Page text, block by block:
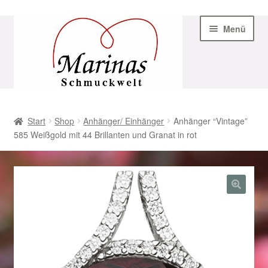
Navigation
Menü
AGB
Beispiel-Seite
Geschenke zu Ostern 2023
Geschenke zu Ostern 2024
Start Shop Anhänger/ Einhänger
Anhänger “Vintage”
585 Weißgold mit 44 Brillanten und Granat in rot